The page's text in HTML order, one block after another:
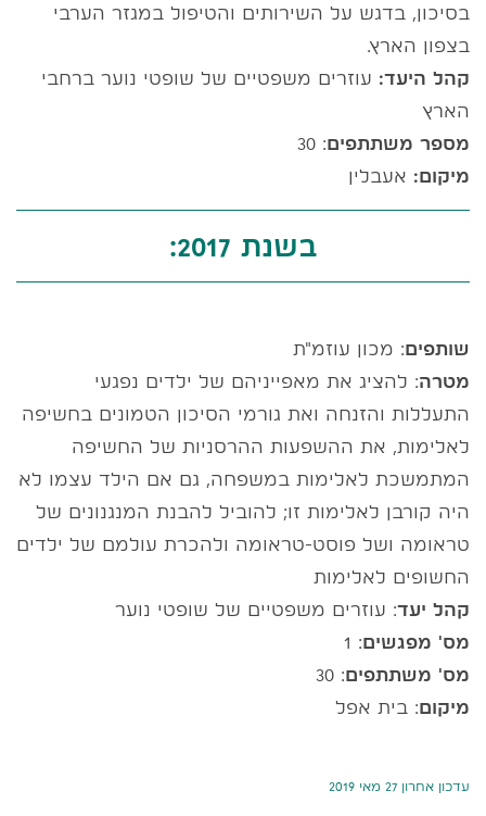
בסיכון, בדגש על השירותים והטיפול במגזר הערבי
בצפון הארץ.
קהל היעד: עוזרים משפטיים של שופטי נוער ברחבי
הארץ
מספר משתתפים: 30
מיקום: אעבלין
בשנת 2017:
שותפים: מכון עוזמ"ת
מטרה: להציג את מאפייניהם של ילדים נפגעי
התעללות והזנחה ואת גורמי הסיכון הטמונים בחשיפה
לאלימות, את ההשפעות ההרסניות של החשיפה
המתמשכת לאלימות במשפחה, גם אם הילד עצמו לא
היה קורבן לאלימות זו; להוביל להבנת המנגנונים של
טראומה ושל פוסט-טראומה ולהכרת עולמם של ילדים
החשופים לאלימות
קהל יעד: עוזרים משפטיים של שופטי נוער
מס' מפגשים: 1
מס' משתתפים: 30
מיקום: בית אפל
עדכון אחרון 27 מאי 2019